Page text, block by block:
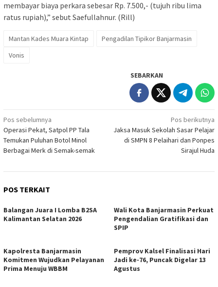
membayar biaya perkara sebesar Rp. 7.500,- (tujuh ribu lima
ratus rupiah),” sebut Saefullahnur. (Rill)
Mantan Kades Muara Kintap
Pengadilan Tipikor Banjarmasin
Vonis
SEBARKAN
Navigasi
pos
Pos sebelumnya
Operasi Pekat, Satpol PP Tala
Temukan Puluhan Botol Minol
Berbagai Merk di Semak-semak
Pos berikutnya
Jaksa Masuk Sekolah Sasar Pelajar
di SMPN 8 Pelaihari dan Ponpes
Sirajul Huda
POS TERKAIT
Balangan Juara I Lomba B2SA
Kalimantan Selatan 2026
Wali Kota Banjarmasin Perkuat
Pengendalian Gratifikasi dan
SPIP
Kapolresta Banjarmasin
Komitmen Wujudkan Pelayanan
Prima Menuju WBBM
Pemprov Kalsel Finalisasi Hari
Jadi ke-76, Puncak Digelar 13
Agustus